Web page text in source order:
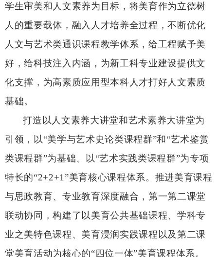
学生审美和人文素养为目标，将美育作为立德树
人的重要载体，融入人才培养全过程，不断优化
人文与艺术类通识课程教学体系，给工程赋予美
好，给科技注入内涵，为新工科专业建设提供文
化支撑，为高素质应用型本科人才打好人文素质
基础。
打造以人文素养大讲堂和艺术素养大讲堂为
引领，以“美学与艺术史论类课程群”和“艺术鉴赏
类课程群”为基础、以“艺术实践类课程群”为专项
特长的“2+2+1”美育核心课程体系。推进美育课程
与思政教育、专业教育深度融合，第一第二课堂
联动协同，构建了以美育公共基础课程、学科专
业之美特色课程、美育浸润实践课程以及第二课
堂美育活动为核心的“四位一体”美育课程体系。